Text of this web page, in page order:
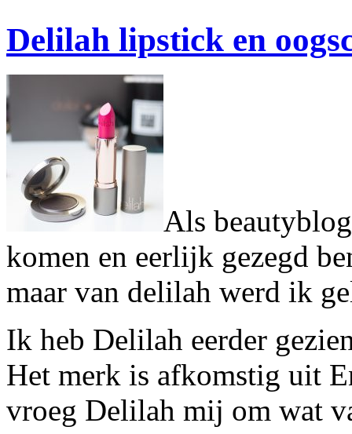
Delilah lipstick en
Als
komen en eerlijk gezegd
maar van delilah werd ik
Ik heb Delilah eerder
Het merk is afkomstig uit
vroeg Delilah mij om wat